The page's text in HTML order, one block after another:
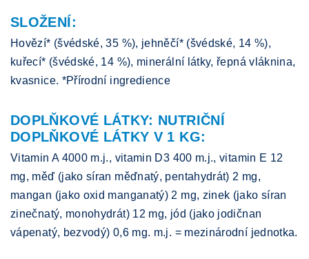
SLOŽENÍ:
Hovězí* (švédské, 35 %), jehněčí* (švédské, 14 %),
kuřecí* (švédské, 14 %), minerální látky, řepná vláknina,
kvasnice. *Přírodní ingredience
DOPLŇKOVÉ LÁTKY: NUTRIČNÍ
DOPLŇKOVÉ LÁTKY V 1 KG:
Vitamin A 4000 m.j., vitamin D3 400 m.j., vitamin E 12
mg, měď (jako síran měďnatý, pentahydrát) 2 mg,
mangan (jako oxid manganatý) 2 mg, zinek (jako síran
zinečnatý, monohydrát) 12 mg, jód (jako jodičnan
vápenatý, bezvodý) 0,6 mg. m.j. = mezinárodní jednotka.